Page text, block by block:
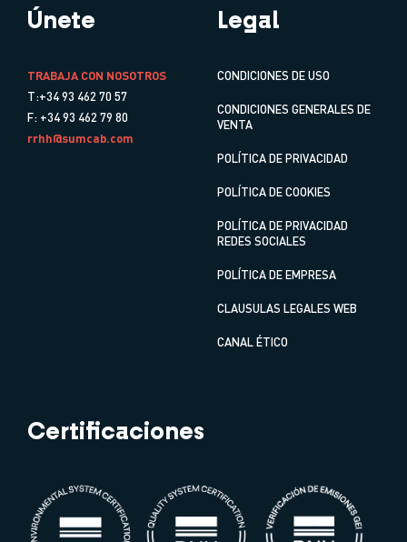
Únete
TRABAJA CON NOSOTROS
T:+34 93 462 70 57
F: +34 93 462 79 80
rrhh@sumcab.com
Legal
CONDICIONES DE USO
CONDICIONES GENERALES DE
VENTA
POLÍTICA DE PRIVACIDAD
POLÍTICA DE COOKIES
POLÍTICA DE PRIVACIDAD
REDES SOCIALES
POLÍTICA DE EMPRESA
CLAUSULAS LEGALES WEB
CANAL ÉTICO
Certificaciones